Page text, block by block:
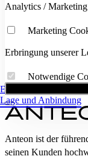
Eckdaten
Lage und Anbindung
Analytics / Marketing
Marketing
Erbringung unserer
Notwendige
Anteon ist der
seinen Kunden